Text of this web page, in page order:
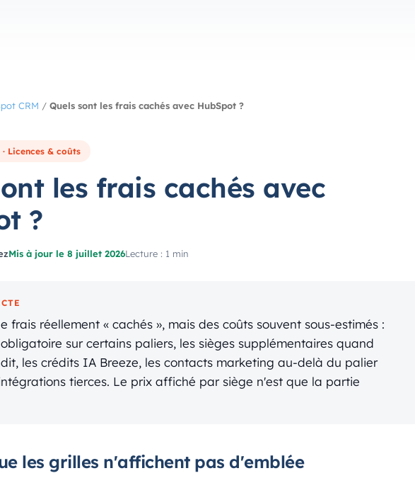
CRM / Quels sont les frais cachés avec HubSpot ?
· Licences & coûts
les frais cachés avec
?
Mis à jour le 8 juillet 2026Lecture : 1 min
frais réellement « cachés », mais des coûts souvent sous-estimés :
sur certains paliers, les sièges supplémentaires quand
les crédits IA Breeze, les contacts marketing au-delà du palier
tierces. Le prix affiché par siège n'est que la partie
les grilles n'affichent pas d'emblée